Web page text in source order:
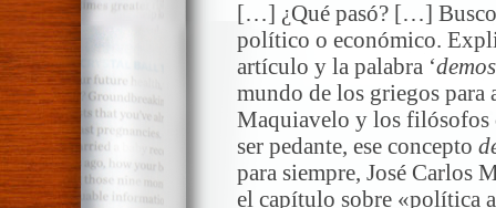
[…] ¿Qué pasó? […] Busco
político o económico.
artículo y la palabra ‘demos
mundo de los griegos para
Maquiavelo y los filósofos
ser pedante, ese concepto
para siempre, José Carlos
el capítulo sobre «política